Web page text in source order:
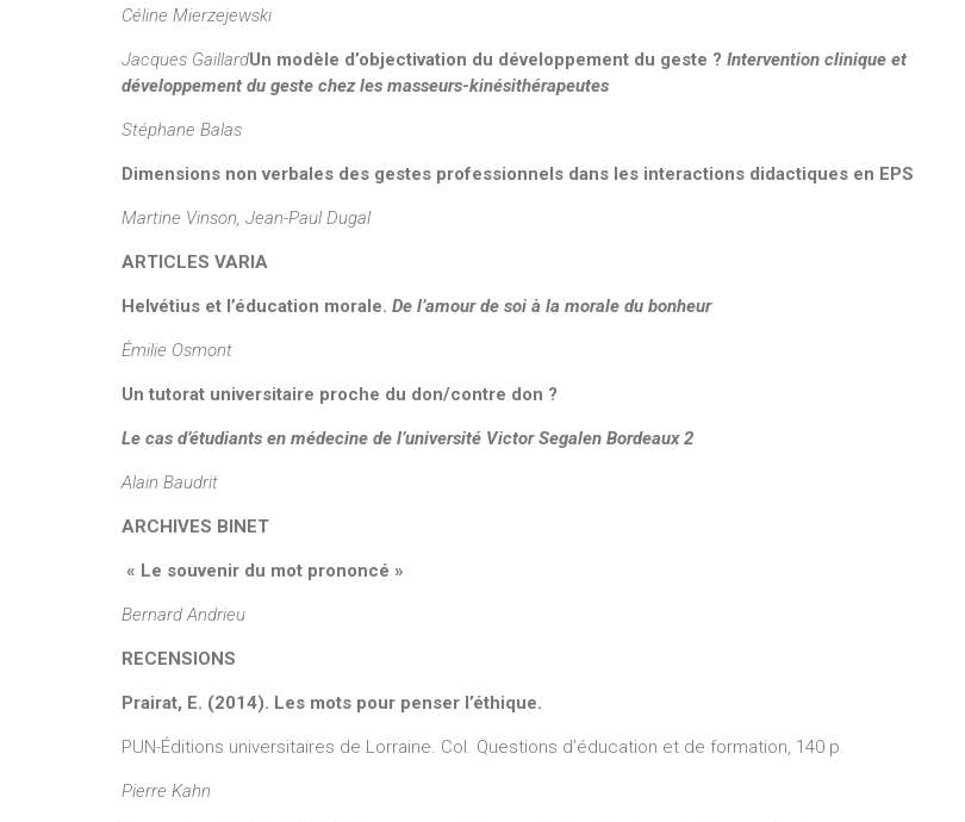
Céline Mierzejewski
Jacques GaillardUn modèle d’objectivation du développement du geste ? Intervention clinique et
développement du geste chez les masseurs-kinésithérapeutes
Stéphane Balas
Dimensions non verbales des gestes professionnels dans les interactions didactiques en EPS
Martine Vinson, Jean-Paul Dugal
ARTICLES VARIA
Helvétius et l’éducation morale. De l’amour de soi à la morale du bonheur
Émilie Osmont
Un tutorat universitaire proche du don/contre don ?
Le cas d’étudiants en médecine de l’université Victor Segalen Bordeaux 2
Alain Baudrit
ARCHIVES BINET
« Le souvenir du mot prononcé »
Bernard Andrieu
RECENSIONS
Prairat, E. (2014). Les mots pour penser l’éthique.
PUN-Éditions universitaires de Lorraine. Col. Questions d’éducation et de formation, 140 p.
Pierre Kahn